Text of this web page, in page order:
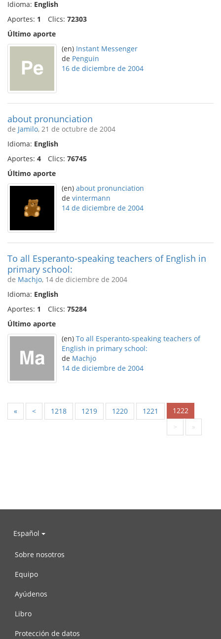
Idioma: English
Aportes: 1 Clics: 72303
Último aporte
(en) Instant Messenger
de Penguin
16 de diciembre de 2004
about pronunciation
de Jamilo, 21 de octubre de 2004
Idioma: English
Aportes: 4 Clics: 76745
Último aporte
(en) about pronunciation
de vintermann
14 de diciembre de 2004
To all Esperanto-speaking teachers of English in
primary school:
de Machjo, 14 de diciembre de 2004
Idioma: English
Aportes: 1 Clics: 75284
Último aporte
(en) To all Esperanto-speaking teachers of
English in primary school:
de Machjo
14 de diciembre de 2004
« < 1218 1219 1220 1221
1222
>
»
Español
Sobre nosotros
Equipo
Ayúdenos
Libro
Protección de datos